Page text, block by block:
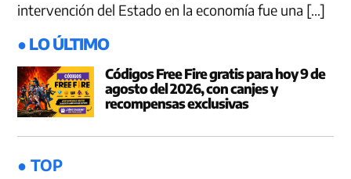
intervención del Estado en la economía fue una […]
● LO ÚLTIMO
Códigos Free Fire gratis para hoy 9 de
agosto del 2026, con canjes y
recompensas exclusivas
● TOP